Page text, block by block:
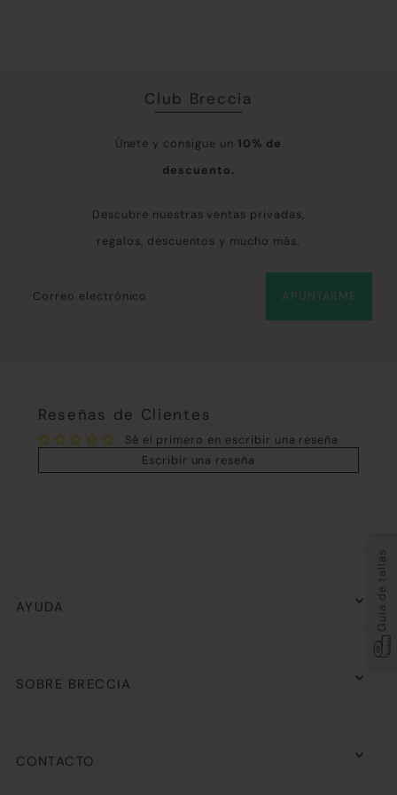
Club Breccia
Únete y consigue un 10% de
descuento.
Descubre nuestras ventas privadas,
regalos, descuentos y mucho más.
APUNTARME
Reseñas de Clientes
Sé el primero en escribir una reseña
Escribir una reseña
AYUDA
SOBRE BRECCIA
CONTACTO
Guía de tallas